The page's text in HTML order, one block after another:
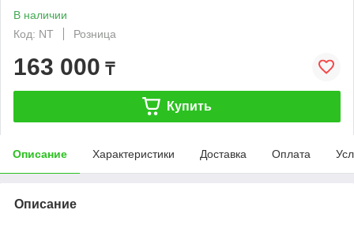
В наличии
Код: NT
Розница
163 000 ₸
Купить
Описание Характеристики Доставка Оплата
Описание